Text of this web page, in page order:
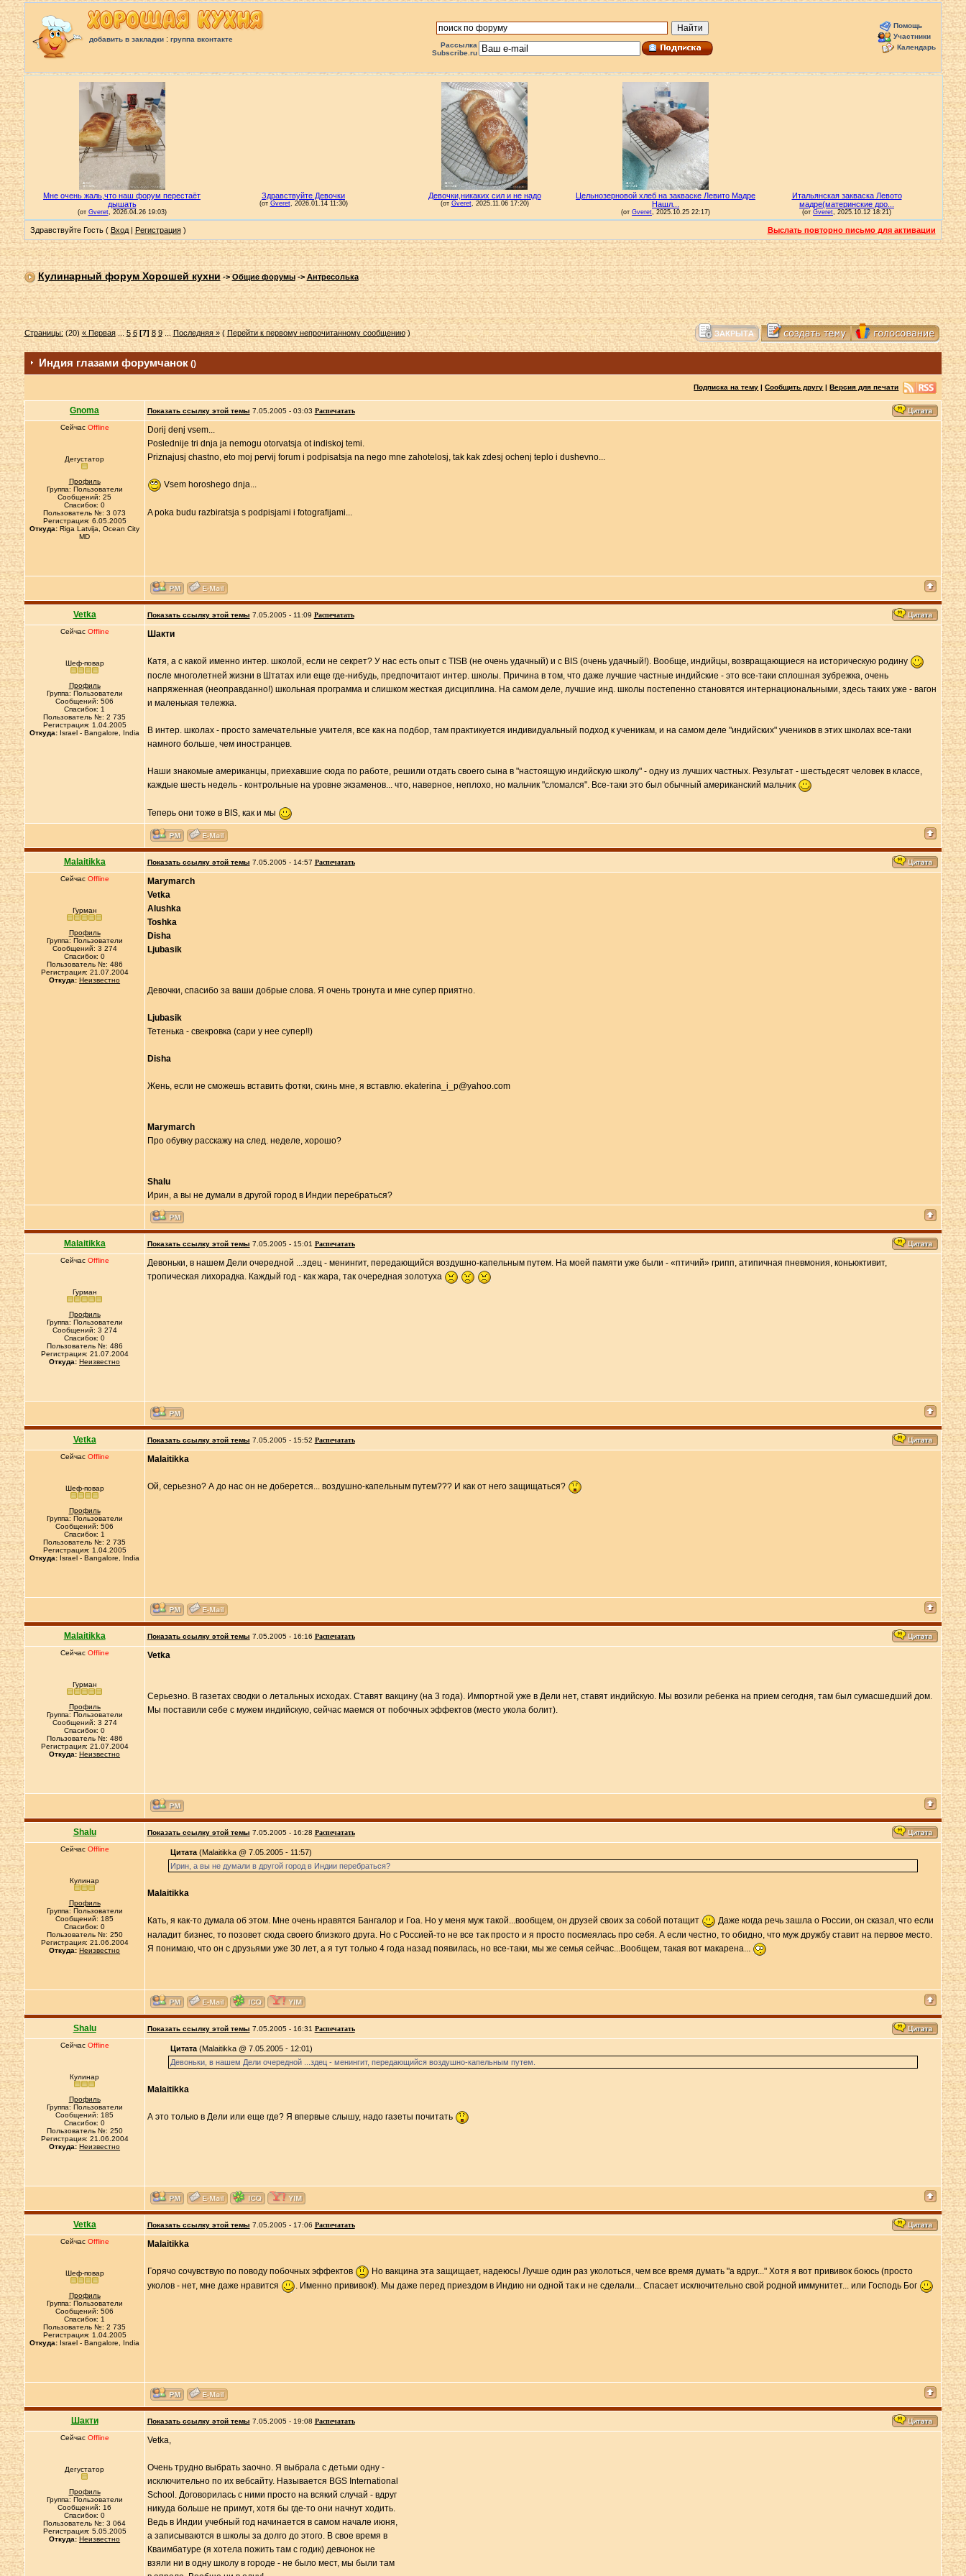
добавить в закладки: группа вконтакте
Рассылка
Subscribe.ru
Помощь
Участники
Календарь
Здравствуйте Гость ( Вход| Регистрация) Выслать повторно письмо для активации
Кулинарный форум Хорошей кухни->Общие форумы-> Антресолька
Страницы:(20)« Первая...5 6 [7] 8 9... Последняя »(Перейти к первому непрочитанному сообщению)
Индия глазами форумчанок()
Подписка на тему |Сообщить другу |Версия для печати
Gnoma Показать ссылку этой темы 7.05.2005 - 03:03 Распечатать
Сейчас Offline
Дегустатор
Профиль
Группа: Пользователи
Сообщений: 25
Спасибок: 0
Пользователь №: 3 073
Регистрация: 6.05.2005
Откуда: Riga Latvija, Ocean City
MD
Dorij denj vsem...
Poslednije tri dnja ja nemogu otorvatsja ot indiskoj temi.
Priznajusj chastno, eto moj pervij forum i podpisatsja na nego mne zahotelosj, tak kak zdesj ochenj teplo i dushevno...
Vsem horoshego dnja...
A poka budu razbiratsja s podpisjami i fotografijami...
Vetka Показать ссылку этой темы 7.05.2005 - 11:09 Распечатать
Сейчас Offline
Шеф-повар
Профиль
Группа: Пользователи
Сообщений: 506
Спасибок: 1
Пользователь №: 2 735
Регистрация: 1.04.2005
Откуда: Israel - Bangalore, India
Шакти
Катя, а с какой именно интер. школой, если не секрет? У нас есть опыт с TISB (не очень удачный) и с BIS (очень удачный!). Вообще, индийцы, возвращающиеся на историческую родину
после многолетней жизни в Штатах или еще где-нибудь, предпочитают интер. школы. Причина в том, что даже лучшие частные индийские - это все-таки сплошная зубрежка, очень
напряженная (неоправданно!) школьная программа и слишком жесткая дисциплина. На самом деле, лучшие инд. школы постепенно становятся интернациональными, здесь таких уже - вагон
и маленькая тележка.
В интер. школах - просто замечательные учителя, все как на подбор, там практикуется индивидуальный подход к ученикам, и на самом деле "индийских" учеников в этих школах все-таки
намного больше, чем иностранцев.
Наши знакомые американцы, приехавшие сюда по работе, решили отдать своего сына в "настоящую индийскую школу" - одну из лучших частных. Результат - шестьдесят человек в классе,
каждые шесть недель - контрольные на уровне экзаменов... что, наверное, неплохо, но мальчик "сломался". Все-таки это был обычный американский мальчик
Теперь они тоже в BIS, как и мы
Malaitikka Показать ссылку этой темы 7.05.2005 - 14:57 Распечатать
Сейчас Offline
Гурман
Профиль
Группа: Пользователи
Сообщений: 3 274
Спасибок: 0
Пользователь №: 486
Регистрация: 21.07.2004
Откуда: Неизвестно
Marymarch
Vetka
Alushka
Toshka
Disha
Ljubasik
Девочки, спасибо за ваши добрые слова. Я очень тронута и мне супер приятно.
Ljubasik
Тетенька - свекровка (сари у нее супер!!)
Disha
Жень, если не сможешь вставить фотки, скинь мне, я вставлю. ekaterina_i_p@yahoo.com
Marymarch
Про обувку расскажу на след. неделе, хорошо?
Shalu
Ирин, а вы не думали в другой город в Индии перебраться?
Malaitikka Показать ссылку этой темы 7.05.2005 - 15:01 Распечатать
Сейчас Offline
Гурман
Профиль
Группа: Пользователи
Сообщений: 3 274
Спасибок: 0
Пользователь №: 486
Регистрация: 21.07.2004
Откуда: Неизвестно
Девоньки, в нашем Дели очередной ...здец - менингит, передающийся воздушно-капельным путем. На моей памяти уже были - «птичий» грипп, атипичная пневмония, коньюктивит,
тропическая лихорадка. Каждый год - как жара, так очередная золотуха
Vetka Показать ссылку этой темы 7.05.2005 - 15:52 Распечатать
Сейчас Offline
Шеф-повар
Профиль
Группа: Пользователи
Сообщений: 506
Спасибок: 1
Пользователь №: 2 735
Регистрация: 1.04.2005
Откуда: Israel - Bangalore, India
Malaitikka
Ой, серьезно? А до нас он не доберется... воздушно-капельным путем??? И как от него защищаться?
Malaitikka Показать ссылку этой темы 7.05.2005 - 16:16 Распечатать
Сейчас Offline
Гурман
Профиль
Группа: Пользователи
Сообщений: 3 274
Спасибок: 0
Пользователь №: 486
Регистрация: 21.07.2004
Откуда: Неизвестно
Vetka
Серьезно. В газетах сводки о летальных исходах. Ставят вакцину (на 3 года). Импортной уже в Дели нет, ставят индийскую. Мы возили ребенка на прием сегодня, там был сумасшедший дом.
Мы поставили себе с мужем индийскую, сейчас маемся от побочных эффектов (место укола болит).
Shalu Показать ссылку этой темы 7.05.2005 - 16:28 Распечатать
Сейчас Offline
Кулинар
Профиль
Группа: Пользователи
Сообщений: 185
Спасибок: 0
Пользователь №: 250
Регистрация: 21.06.2004
Откуда: Неизвестно
Цитата(Malaitikka @ 7.05.2005 - 11:57)
Ирин, а вы не думали в другой город в Индии перебраться?
Malaitikka
Кать, я как-то думала об этом. Мне очень нравятся Бангалор и Гоа. Но у меня муж такой...вообщем, он друзей своих за собой потащит
Даже когда речь зашла о России, он сказал, что если
наладит бизнес, то позовет сюда своего близкого друга. Но с Россией-то не все так просто и я просто посмеялась про себя. А если честно, то обидно, что муж дружбу ставит на первое место.
Я понимаю, что он с друзьями уже 30 лет, а я тут только 4 года назад появилась, но все-таки, мы же семья сейчас...Вообщем, такая вот макарена...
Shalu Показать ссылку этой темы 7.05.2005 - 16:31 Распечатать
Сейчас Offline
Кулинар
Профиль
Группа: Пользователи
Сообщений: 185
Спасибок: 0
Пользователь №: 250
Регистрация: 21.06.2004
Откуда: Неизвестно
Цитата(Malaitikka @ 7.05.2005 - 12:01)
Девоньки, в нашем Дели очередной ...здец - менингит, передающийся воздушно-капельным путем.
Malaitikka
А это только в Дели или еще где? Я впервые слышу, надо газеты почитать
Vetka Показать ссылку этой темы 7.05.2005 - 17:06 Распечатать
Сейчас Offline
Шеф-повар
Профиль
Группа: Пользователи
Сообщений: 506
Спасибок: 1
Пользователь №: 2 735
Регистрация: 1.04.2005
Откуда: Israel - Bangalore, India
Malaitikka
Горячо сочувствую по поводу побочных эффектов
Но вакцина эта защищает, надеюсь! Лучше один раз уколоться, чем все время думать "а вдруг..." Хотя я вот прививок боюсь (просто
уколов - нет, мне даже нравится
. Именно прививок!). Мы даже перед приездом в Индию ни одной так и не сделали... Спасает исключительно свой родной иммунитет... или Господь Бог
Шакти Показать ссылку этой темы 7.05.2005 - 19:08 Распечатать
Сейчас Offline
Дегустатор
Профиль
Группа: Пользователи
Сообщений: 16
Спасибок: 0
Пользователь №: 3 064
Регистрация: 5.05.2005
Откуда: Неизвестно
Vetka,
Очень трудно выбрать заочно. Я выбрала с детьми одну -
исключительно по их вебсайту. Называется BGS International
School. Договорилась с ними просто на всякий случай - вдруг
никуда больше не примут, хотя бы где-то они начнут ходить.
Ведь в Индии учебный год начинается в самом начале июня,
а записываются в школы за долго до этого. В свое время в
Кваимбатуре (я хотела пожить там с годик) девчонок не
взяли ни в одну школу в городе - не было мест, мы были там